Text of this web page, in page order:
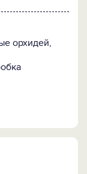
подарок
букету!
орхидей,